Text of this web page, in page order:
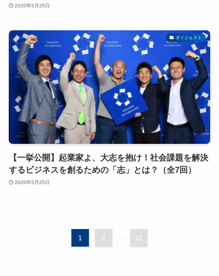
2020年5月25日
ダイジェスト
【一挙公開】起業家よ、大志を抱け！社会課題を解決
するビジネスを創るための「志」とは？（全7回）
2020年5月25日
1 2 11